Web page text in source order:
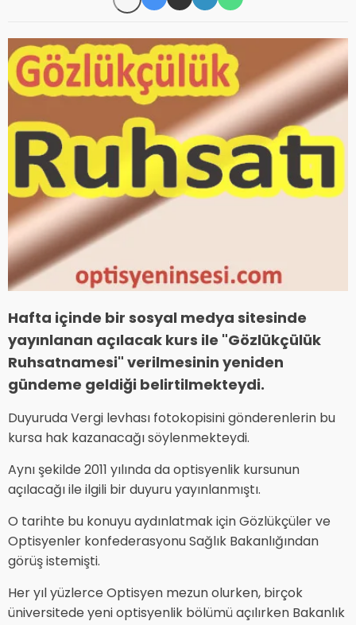
Hafta içinde bir sosyal medya sitesinde
yayınlanan açılacak kurs ile "Gözlükçülük
Ruhsatnamesi" verilmesinin yeniden
gündeme geldiği belirtilmekteydi.
Duyuruda Vergi levhası fotokopisini gönderenlerin bu
kursa hak kazanacağı söylenmekteydi.
Aynı şekilde 2011 yılında da optisyenlik kursunun
açılacağı ile ilgili bir duyuru yayınlanmıştı.
O tarihte bu konuyu aydınlatmak için Gözlükçüler ve
Optisyenler konfederasyonu Sağlık Bakanlığından
görüş istemişti.
Her yıl yüzlerce Optisyen mezun olurken, birçok
üniversitede yeni optisyenlik bölümü açılırken Bakanlık